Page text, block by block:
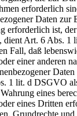
erforderlich
Daten zur
erforderlich ist,
dient Art. 6 Abs. 1
Fall, daß
einer anderen
1 lit. d DSGVO
eines
eines Dritten
Grundrechte